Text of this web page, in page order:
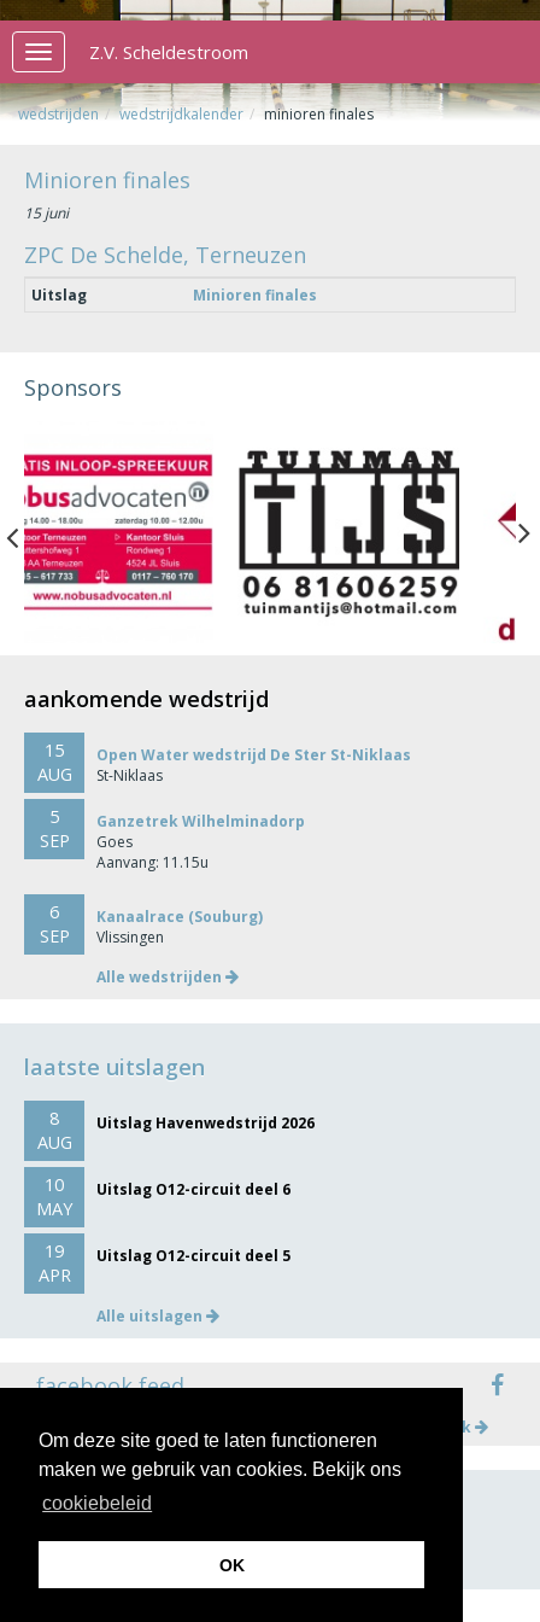
Om deze site goed te laten functioneren
maken we gebruik van cookies. Bekijk ons
cookiebeleid
OK
Toggle
navigation
Z.V. Scheldestroom
wedstrijden wedstrijdkalender minioren finales
Minioren finales
15 juni
ZPC De Schelde, Terneuzen
Uitslag Minioren finales
Sponsors
Previous
aankomende wedstrijd
15
AUG
Open Water wedstrijd De Ster St-Niklaas
St-Niklaas
5
SEP
Ganzetrek Wilhelminadorp
Goes
Aanvang: 11.15u
6
SEP
Kanaalrace (Souburg)
Vlissingen
Alle wedstrijden
laatste uitslagen
8
AUG
Uitslag Havenwedstrijd 2026
10
MAY
Uitslag O12-circuit deel 6
19
APR
Uitslag O12-circuit deel 5
Alle uitslagen
facebook feed
Meer op facebook
volg ons op